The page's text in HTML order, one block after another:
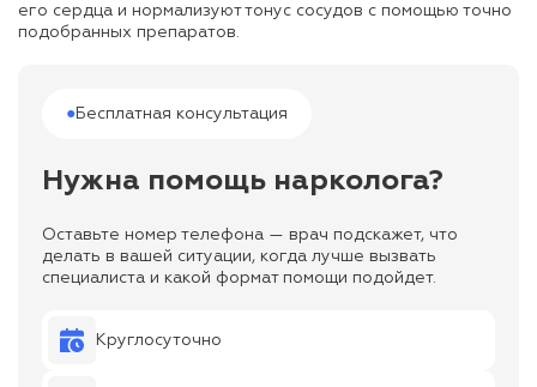
его сердца и нормализуют тонус сосудов с помощью точно
подобранных препаратов.
●Бесплатная консультация
Нужна помощь нарколога?
Оставьте номер телефона — врач подскажет, что
делать в вашей ситуации, когда лучше вызвать
специалиста и какой формат помощи подойдет.
Круглосуточно